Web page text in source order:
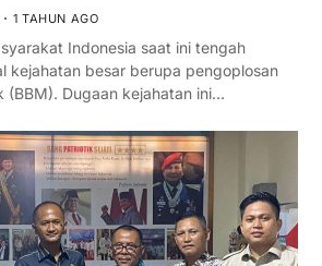
1 TAHUN AGO
Indonesia saat ini tengah
kejahatan besar berupa pengoplosan
(BBM). Dugaan kejahatan ini…